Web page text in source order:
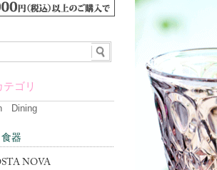
ゴリ
Dining
器
NOVA